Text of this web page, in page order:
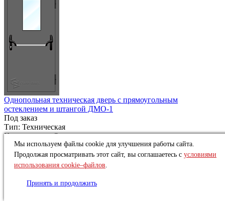
Однопольная техническая дверь с прямоугольным
остеклением и штангой ДМО-1
Под заказ
Тип: Техническая
Конструкция: Однопольная
17 694 ₽
Купить
Мы используем файлы cookie для улучшения работы сайта.
Продолжая просматривать этот сайт, вы соглашаетесь с условиями
использования cookie–файлов.
Принять и продолжить